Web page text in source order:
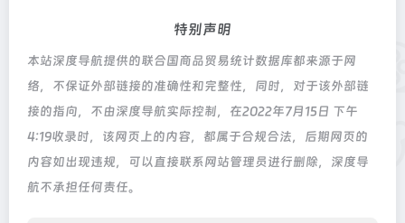
特别声明
本站深度导航提供的联合国商品贸易统计数据库都来源于网
络，不保证外部链接的准确性和完整性，同时，对于该外部链
接的指向，不由深度导航实际控制，在2022年7月15日 下午
4:19收录时，该网页上的内容，都属于合规合法，后期网页的
内容如出现违规，可以直接联系网站管理员进行删除，深度导
航不承担任何责任。